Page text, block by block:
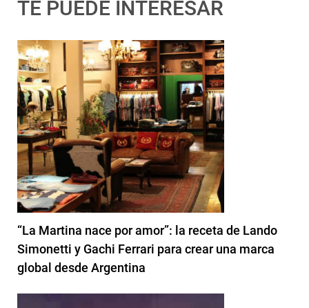
TE PUEDE INTERESAR
“La Martina nace por amor”: la receta de Lando
Simonetti y Gachi Ferrari para crear una marca
global desde Argentina